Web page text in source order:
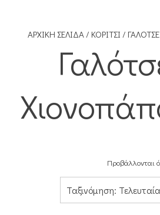
ΑΡΧΙΚΉ ΣΕΛΊΔΑ / ΚΟΡΊΤΣΙ /
Προβάλλονται
Ταξινόμηση: Τελευταία